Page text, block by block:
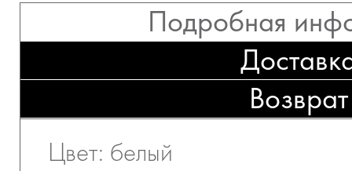
Подробная
Возврат
Цвет: белый